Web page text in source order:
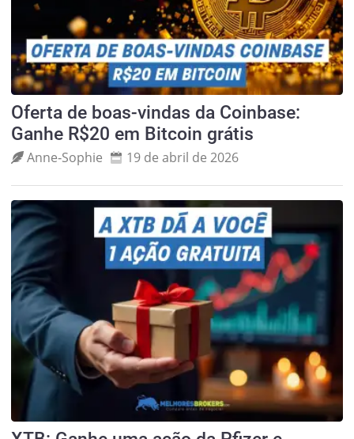
Oferta de boas-vindas da Coinbase:
Ganhe R$20 em Bitcoin grátis
Anne‑Sophie 19 de abril de 2026